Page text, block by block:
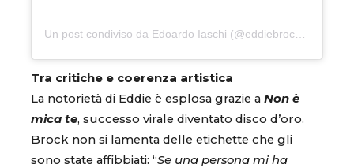
Tra critiche e coerenza artistica
La notorietà di Eddie è esplosa grazie a Non è
mica te, successo virale diventato disco d’oro.
Brock non si lamenta delle etichette che gli
sono state affibbiati: “Se una persona mi ha